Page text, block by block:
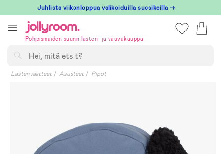
till
innehållet
Juhlista viikonloppua valikoiduilla suosikeilla →
Pohjoismaiden suurin lasten- ja vauvakauppa
Lastenvaatteet Asusteet Pipot